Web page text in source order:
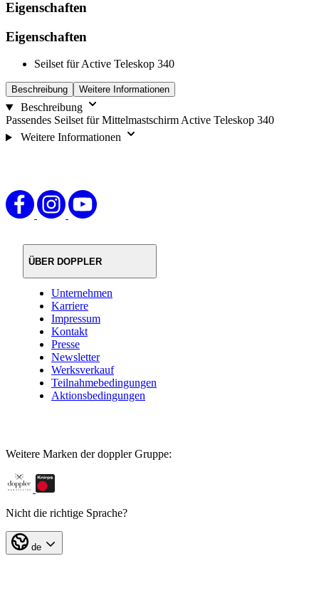
Eigenschaften
Eigenschaften
Seilset für Active Teleskop 340
Beschreibung Weitere Informationen
Beschreibung
Passendes Seilset für Mittelmastschirm Active Teleskop 340
Weitere Informationen
ÜBER DOPPLER
Unternehmen
Karriere
Impressum
Kontakt
Presse
Newsletter
Werksverkauf
Teilnahmebedingungen
Aktionsbedingungen
Weitere Marken der doppler Gruppe:
Nicht die richtige Sprache?
de